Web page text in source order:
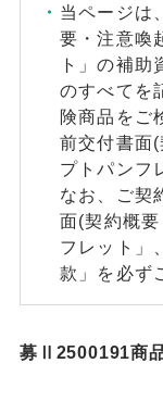
当ページは
要・注意喚
ト」の補助
のすべてを
険商品をご
前交付書面
プトパンフ
なお、ご契
面(契約概
フレット」
款」を必ず
募Ⅱ2500191商